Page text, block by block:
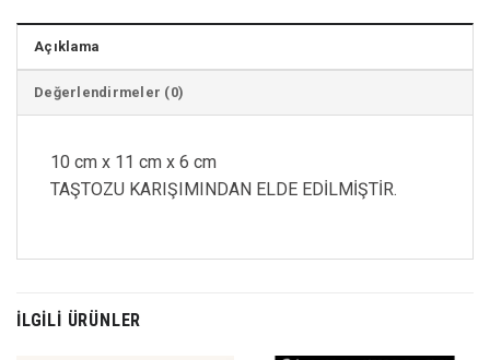
Açıklama
Değerlendirmeler (0)
10 cm x 11 cm x 6 cm
TAŞTOZU KARIŞIMINDAN ELDE EDİLMİŞTİR.
İLGILI ÜRÜNLER